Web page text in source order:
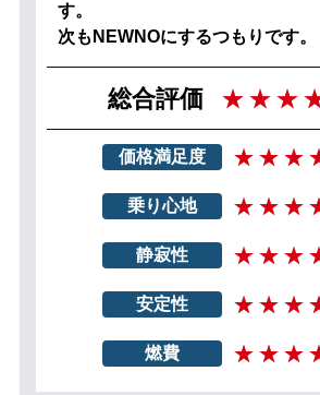
す。
次もNEWNOにするつもりです。
総合評価
価格満足度
乗り心地
静寂性
安定性
燃費